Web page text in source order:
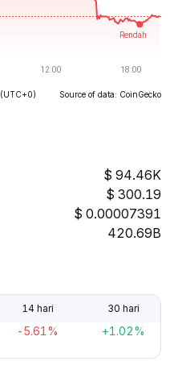
(UTC+0) Source of data: CoinGecko
94.46K
300.19
0.00007391
420.69B
14 hari 30 hari
-5.61% +1.02%